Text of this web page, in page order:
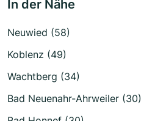
In der Nähe
Neuwied (58)
Koblenz (49)
Wachtberg (34)
Bad Neuenahr-Ahrweiler (30)